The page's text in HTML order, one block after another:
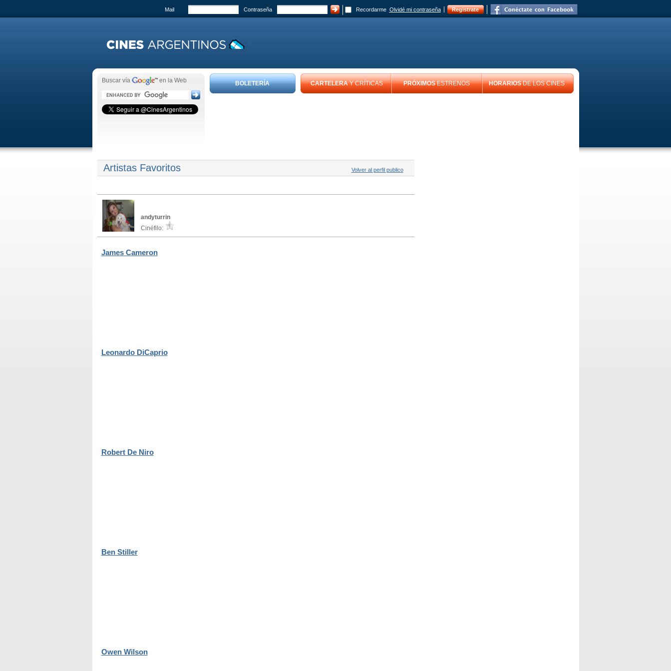
Mail Contraseña Recordarme Olvidé mi contraseña Registrate
Buscar vía en la Web BOLETERÍA CARTELERAY CRÍTICAS PRÓXIMOSESTRENOS HORARIOSDE LOS CINES
Artistas Favoritos Volver al perfil publico
andyturrin
Cinéfilo:
James Cameron
Leonardo DiCaprio
Robert De Niro
Ben Stiller
Owen Wilson